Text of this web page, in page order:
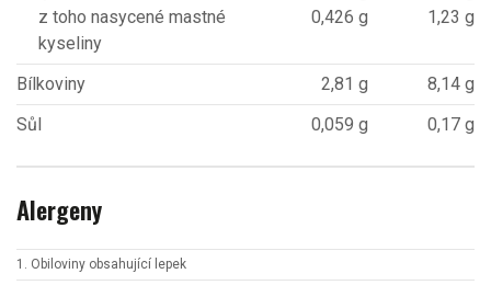
z toho nasycené mastné
kyseliny
0,426 g
1,23 g
Bílkoviny 2,81 g
8,14 g
Sůl
0,059 g 0,17 g
Alergeny
1. Obiloviny obsahující lepek